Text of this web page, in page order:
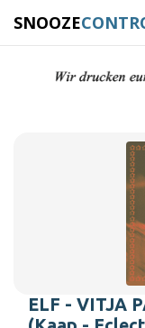
SNOOZE
ELF - VITJA